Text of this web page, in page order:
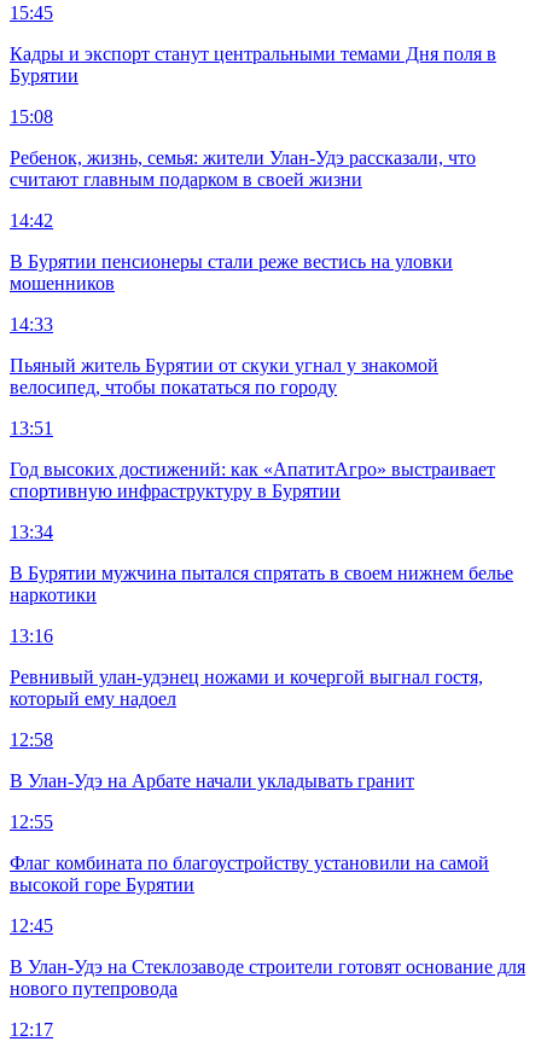
15:45
Кадры и экспорт станут центральными темами Дня поля в
Бурятии
15:08
Ребенок, жизнь, семья: жители Улан-Удэ рассказали, что
считают главным подарком в своей жизни
14:42
В Бурятии пенсионеры стали реже вестись на уловки
мошенников
14:33
Пьяный житель Бурятии от скуки угнал у знакомой
велосипед, чтобы покататься по городу
13:51
Год высоких достижений: как «АпатитАгро» выстраивает
спортивную инфраструктуру в Бурятии
13:34
В Бурятии мужчина пытался спрятать в своем нижнем белье
наркотики
13:16
Ревнивый улан-удэнец ножами и кочергой выгнал гостя,
который ему надоел
12:58
В Улан-Удэ на Арбате начали укладывать гранит
12:55
Флаг комбината по благоустройству установили на самой
высокой горе Бурятии
12:45
В Улан-Удэ на Стеклозаводе строители готовят основание для
нового путепровода
12:17